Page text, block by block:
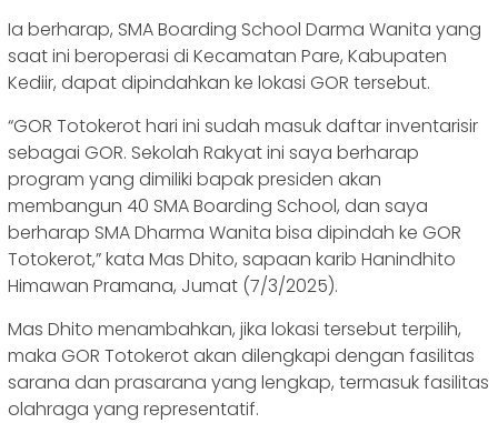
Ia berharap, SMA Boarding School Darma Wanita yang
saat ini beroperasi di Kecamatan Pare, Kabupaten
Kediir, dapat dipindahkan ke lokasi GOR tersebut.
“GOR Totokerot hari ini sudah masuk daftar inventarisir
sebagai GOR. Sekolah Rakyat ini saya berharap
program yang dimiliki bapak presiden akan
membangun 40 SMA Boarding School, dan saya
berharap SMA Dharma Wanita bisa dipindah ke GOR
Totokerot,” kata Mas Dhito, sapaan karib Hanindhito
Himawan Pramana, Jumat (7/3/2025).
Mas Dhito menambahkan, jika lokasi tersebut terpilih,
maka GOR Totokerot akan dilengkapi dengan fasilitas
sarana dan prasarana yang lengkap, termasuk fasilitas
olahraga yang representatif.